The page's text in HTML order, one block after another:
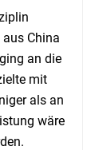
China
an die
mit
als an
wäre